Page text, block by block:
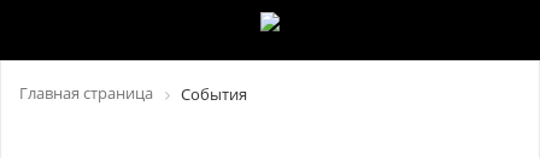
Главная страница События